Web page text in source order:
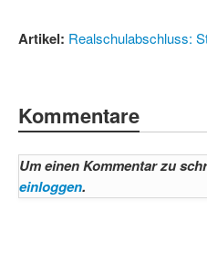
Artikel: Realschulabschluss:
Kommentare
Um einen Kommentar zu
einloggen.